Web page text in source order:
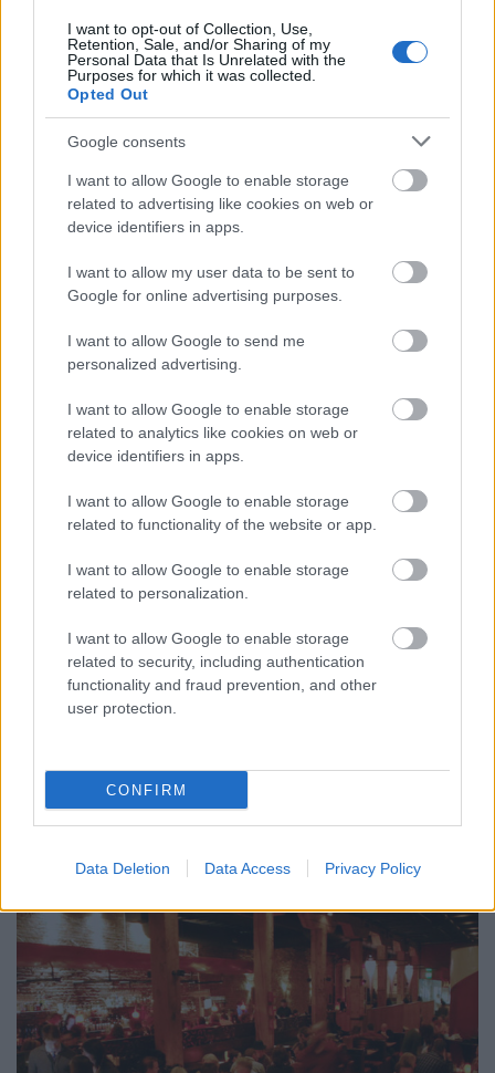
I want to opt-out of Collection, Use,
Retention, Sale, and/or Sharing of my
Personal Data that Is Unrelated with the
Purposes for which it was collected.
Opted Out
Google consents
I want to allow Google to enable storage
related to advertising like cookies on web or
device identifiers in apps.
I want to allow my user data to be sent to
Google for online advertising purposes.
I want to allow Google to send me
personalized advertising.
I want to allow Google to enable storage
related to analytics like cookies on web or
device identifiers in apps.
I want to allow Google to enable storage
related to functionality of the website or app.
I want to allow Google to enable storage
related to personalization.
I want to allow Google to enable storage
related to security, including authentication
functionality and fraud prevention, and other
user protection.
CONFIRM
Data Deletion Data Access Privacy Policy
NapiApp•2017. november 12.
Ha kíváncsi vagy, hogy nézett ki a YouTube a 2005-
ös induláskor, hogy jutott el a mai kinézetig, nézd
meg az alábbi videót.
Milyen lesz 2018-ban egy
csúcstelefon?
2017. november 11.
Megkíséreljük vázolni, mire készülhetünk 2018-ban,
ha egy csúcstelefon vásárlására adjuk a fejünket.